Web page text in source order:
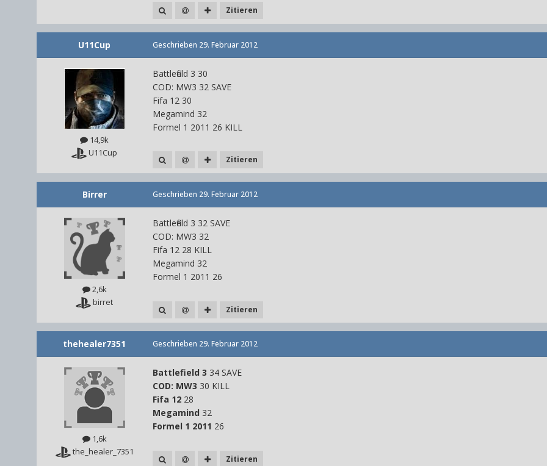
Zitieren
U11Cup
14,9k
U11Cup
Geschrieben 29. Februar 2012
Battlefield 3 30
COD: MW3 32 SAVE
Fifa 12 30
Megamind 32
Formel 1 2011 26 KILL
Zitieren
Birrer
2,6k
birret
Geschrieben 29. Februar 2012
Battlefield 3 32 SAVE
COD: MW3 32
Fifa 12 28 KILL
Megamind 32
Formel 1 2011 26
Zitieren
thehealer7351
1,6k
the_healer_7351
Geschrieben 29. Februar 2012
Battlefield 3 34 SAVE
COD: MW3 30 KILL
Fifa 1228
Megamind 32
Formel 1 2011 26
Zitieren